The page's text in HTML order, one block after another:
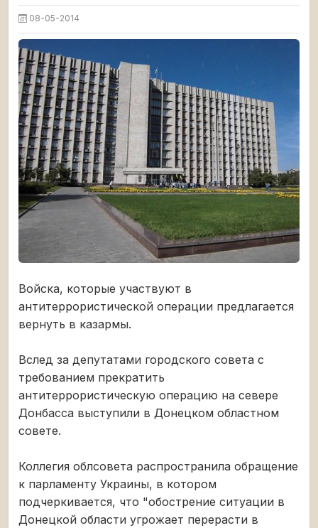
08-05-2014
Войска, которые участвуют в
антитеррористической операции предлагается
вернуть в казармы.
Вслед за депутатами городского совета с
требованием прекратить
антитеррористическую операцию на севере
Донбасса выступили в Донецком областном
совете.
Коллегия облсовета распространила обращение
к парламенту Украины, в котором
подчеркивается, что "обострение ситуации в
Донецкой области угрожает перерасти в